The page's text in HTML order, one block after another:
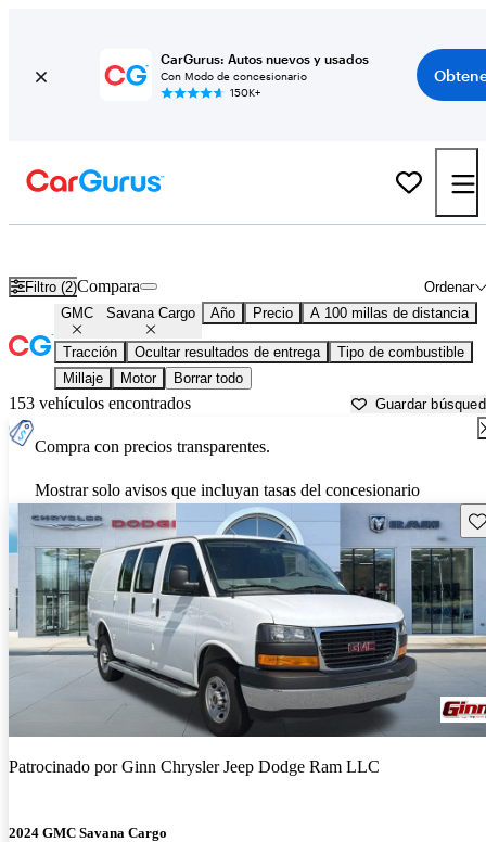
CarGurus: Autos nuevos y usados
Con Modo de concesionario
150K+
Filtro (2) Ordenar
Compara
GMC Savana Cargo Año Precio A 100 millas de distancia
Tracción Ocultar resultados de entrega
Tipo de combustible
Millaje
Motor Borrar todo
153 vehículos encontrados Guardar
Compra con precios transparentes.
Mostrar solo avisos que incluyan tasas del concesionario
Patrocinado porGinn Chrysler Jeep Dodge Ram LLC
2024 GMC Savana Cargo